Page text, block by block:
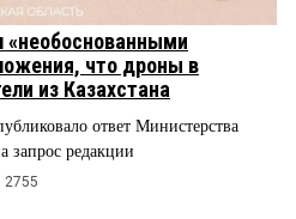
«необоснованными
что дроны в
из Казахстана
ответ Министерства
запрос редакции
2755